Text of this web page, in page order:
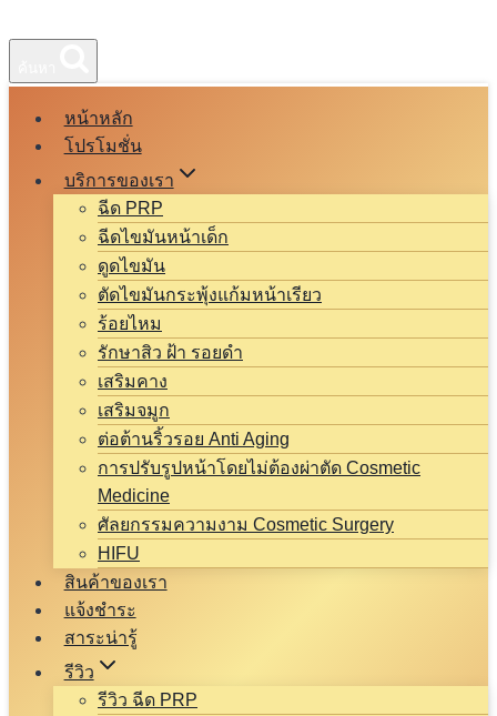
หน้าหลัก
โปรโมชั่น
บริการของเรา
ฉีด PRP
ฉีดไขมันหน้าเด็ก
ดูดไขมัน
ตัดไขมันกระพุ้งแก้มหน้าเรียว
ร้อยไหม
รักษาสิว ฝ้า รอยดำ
เสริมคาง
เสริมจมูก
ต่อต้านริ้วรอย Anti Aging
การปรับรูปหน้าโดยไม่ต้องผ่าตัด Cosmetic
Medicine
ศัลยกรรมความงาม Cosmetic Surgery
HIFU
สินค้าของเรา
แจ้งชำระ
สาระน่ารู้
รีวิว
รีวิว ฉีด PRP